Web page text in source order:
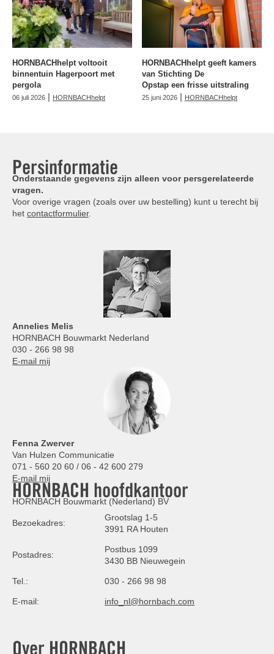
HORNBACHhelpt voltooit
binnentuin Hagerpoort met
pergola
06 juli 2026 | HORNBACHhelpt
HORNBACHhelpt geeft kamers
van Stichting De
Opstap een frisse uitstraling
25 juni 2026 | HORNBACHhelpt
Persinformatie
Onderstaande gegevens zijn alleen voor persgerelateerde
vragen.
Voor overige vragen (zoals over uw bestelling) kunt u terecht bij
het contactformulier.
Annelies Melis
HORNBACH Bouwmarkt Nederland
030 - 266 98 98
E-mail mij
Fenna Zwerver
Van Hulzen Communicatie
071 - 560 20 60 / 06 - 42 600 279
E-mail mij
HORNBACH hoofdkantoor
HORNBACH Bouwmarkt (Nederland) BV
Bezoekadres:
Grootslag 1-5
3991 RA Houten
Postadres:
Postbus 1099
3430 BB Nieuwegein
Tel.: 030 - 266 98 98
E-mail: info_nl@hornbach.com
Over HORNBACH